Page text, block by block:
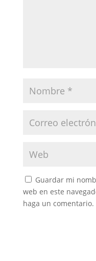
Guardar mi
web en este
haga un comentario.